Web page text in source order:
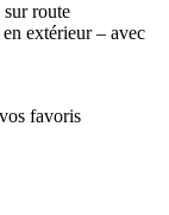
route
extérieur – avec